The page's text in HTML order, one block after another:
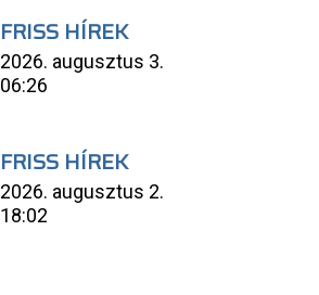
FRISS HÍREK
2026. augusztus 3.
06:26
FRISS HÍREK
2026. augusztus 2.
18:02